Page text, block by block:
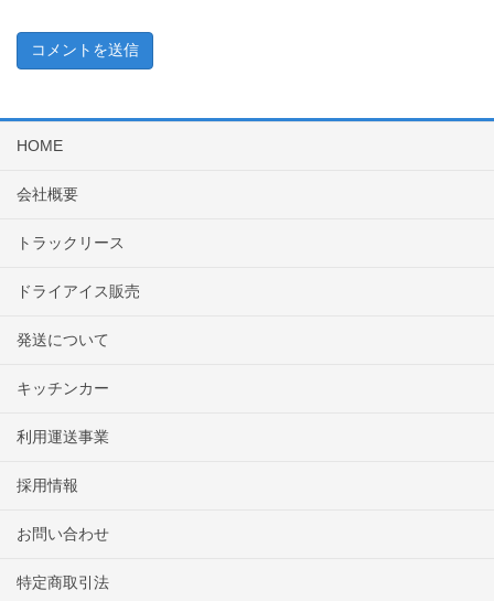
HOME
会社概要
トラックリース
ドライアイス販売
発送について
キッチンカー
利用運送事業
採用情報
お問い合わせ
特定商取引法